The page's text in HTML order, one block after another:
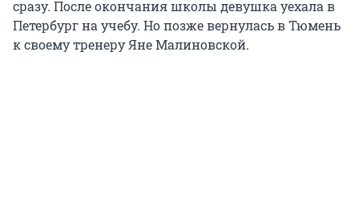
сразу. После окончания школы девушка уехала в
Петербург на учебу. Но позже вернулась в Тюмень
к своему тренеру Яне Малиновской.